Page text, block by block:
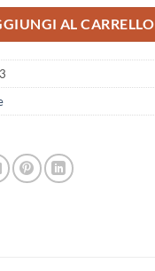
AL CARRELLO